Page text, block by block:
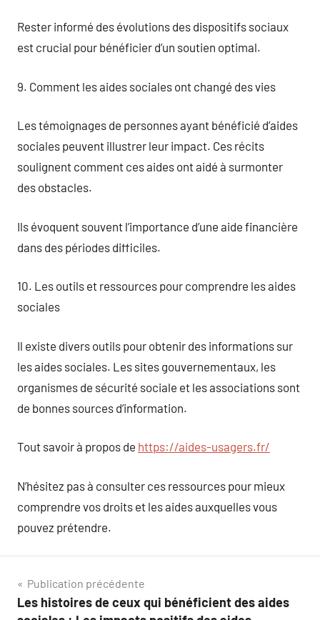
Rester informé des évolutions des dispositifs sociaux
est crucial pour bénéficier d’un soutien optimal.
9. Comment les aides sociales ont changé des vies
Les témoignages de personnes ayant bénéficié d’aides
sociales peuvent illustrer leur impact. Ces récits
soulignent comment ces aides ont aidé à surmonter
des obstacles.
Ils évoquent souvent l’importance d’une aide financière
dans des périodes difficiles.
10. Les outils et ressources pour comprendre les aides
sociales
Il existe divers outils pour obtenir des informations sur
les aides sociales. Les sites gouvernementaux, les
organismes de sécurité sociale et les associations sont
de bonnes sources d’information.
Tout savoir à propos de https://aides-usagers.fr/
N’hésitez pas à consulter ces ressources pour mieux
comprendre vos droits et les aides auxquelles vous
pouvez prétendre.
Navigation
de
Publication précédente
Les histoires de ceux qui bénéficient des aides